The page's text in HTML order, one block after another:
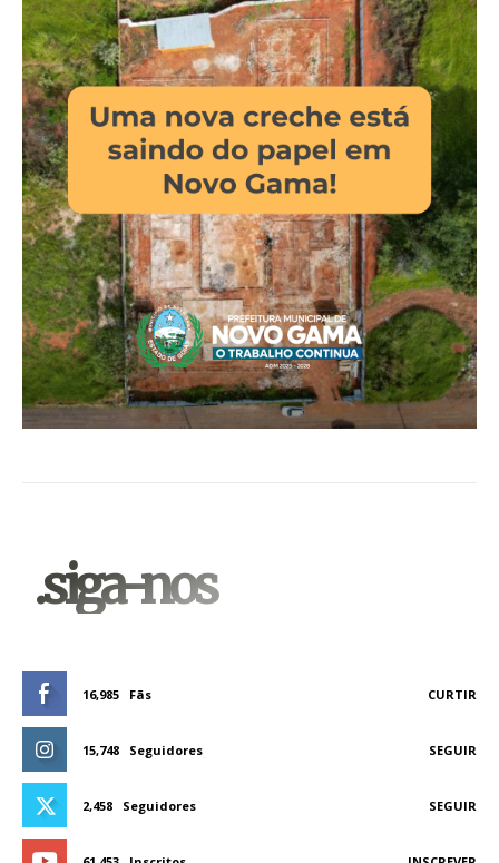
.siga-nos
16,985 Fãs CURTIR
15,748 Seguidores SEGUIR
2,458 Seguidores SEGUIR